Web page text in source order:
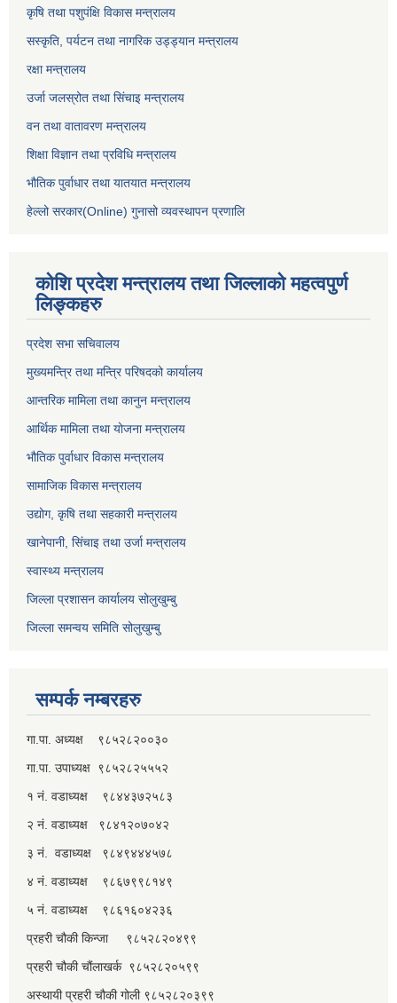
कृषि तथा पशुपंक्षि विकास मन्त्रालय
सस्कृति, पर्यटन तथा नागरिक उड्ड्यान मन्त्रालय
रक्षा मन्त्रालय
उर्जा जलस्रोत तथा सिंचाइ मन्‍त्रालय
वन तथा वातावरण मन्त्रालय
शिक्षा विज्ञान तथा प्रविधि मन्त्रालय
भौतिक पुर्वाधार तथा यातयात मन्त्रालय
हेल्लो सरकार(Online) गुनासो व्यवस्थापन प्रणालि
कोशि प्रदेश मन्त्रालय तथा जिल्लाको महत्वपुर्ण
लिङ्कहरु
प्रदेश सभा सचिवालय
मुख्यमन्त्रि तथा मन्त्रि परिषदको कार्यालय
आन्तरिक मामिला तथा कानुन मन्त्रालय
आर्थिक मामिला तथा योजना मन्त्रालय
भौतिक पुर्वाधार विकास मन्त्रालय
सामाजिक विकास मन्त्रालय
उद्योग, कृषि तथा सहकारी मन्त्रालय
खानेपानी, सिंचाइ तथा उर्जा मन्त्रालय
स्वास्थ्य मन्त्रालय
जिल्ला प्रशासन कार्यालय सोलुखुम्बु
जिल्ला समन्वय समिति सोलुखुम्बु
सम्पर्क नम्बरहरु
गा.पा. अध्यक्ष ९८५२८२००३०
गा.पा. उपाध्यक्ष ९८५२८२५५५२
१ नं. वडाध्यक्ष ९८४४३७२५८३
२ नं. वडाध्यक्ष ९८४१२०७०४२
३ नं. वडाध्यक्ष ९८४९४४४५७८
४ नं. वडाध्यक्ष ९८६७९९८१४९
५ नं. वडाध्यक्ष ९८६१६०४२३६
प्रहरी चौकी किन्जा ९८५२८२०४९९
प्रहरी चौकी चौंलाखर्क ९८५२८२०५९९
अस्थायी प्रहरी चौकी गोली ९८५२८२०३९९